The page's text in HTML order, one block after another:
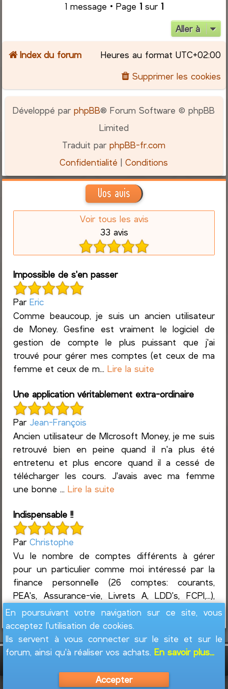
1 message • Page 1 sur 1
Aller à
Index du forum Heures au format UTC+02:00
Supprimer les cookies
Développé parphpBB® Forum Software © phpBB
Limited
Traduit parphpBB-fr.com
Confidentialité |Conditions
Vos avis
Voir tous les avis
33 avis
Impossible de s'en passer
ParEric
Comme beaucoup, je suis un ancien utilisateur
de Money. Gesfine est vraiment le logiciel de
gestion de compte le plus puissant que j'ai
trouvé pour gérer mes comptes (et ceux de ma
femme et ceux de m...Lire la suite
Une application véritablement extra-ordinaire
Par Jean-François
Ancien utilisateur de MIcrosoft Money, je me suis
retrouvé bien en peine quand il n'a plus été
entretenu et plus encore quand il a cessé de
télécharger les cours. J'avais avec ma femme
une bonne ...Lire la suite
Indispensable !!
ParChristophe
Vu le nombre de comptes différents à gérer
pour un particulier comme moi intéressé par la
finance personnelle (26 comptes: courants,
PEA's, Assurance-vie, Livrets A, LDD's, FCPI,...),
ainsi que l...Lire la suite
En poursuivant votre navigation sur ce site, vous
acceptez l'utilisation de cookies.
Ils servent à vous connecter sur le site et sur le
forum, ainsi qu'à réaliser vos achats.En savoir plus...
Accepter
GesFine - Copyright © 2008 - 2026Jacques